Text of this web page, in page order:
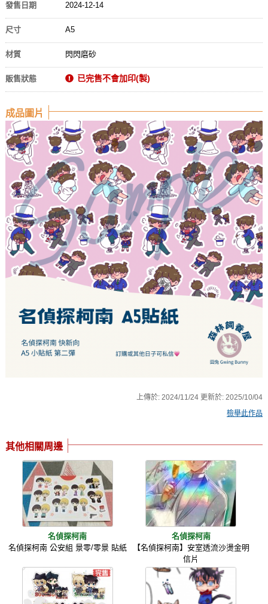
發售日期 2024-12-14
尺寸 A5
材質 閃閃磨砂
販售狀態 已完售不會加印(製)
成品圖片
上傳於:2024/11/24 更新於:2025/10/04
檢舉此作品
其他相關周邊
名偵探柯南
名偵探柯南 公安組 景零/零景 貼紙
名偵探柯南
【名偵探柯南】安室透流沙燙金明
信片